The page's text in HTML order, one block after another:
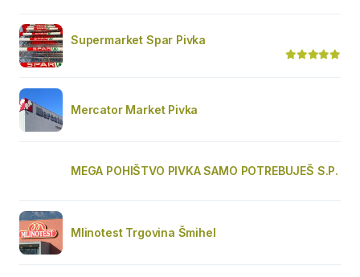
Supermarket Spar Pivka
Mercator Market Pivka
MEGA POHIŠTVO PIVKA SAMO POTREBUJEŠ S.P.
Mlinotest Trgovina Šmihel